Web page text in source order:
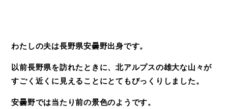
わたしの夫は長野県安曇野出身です。
以前長野県を訪れたときに、北アルプスの雄大な山々が
すごく近くに見えることにとてもびっくりしました。
安曇野では当たり前の景色のようです。